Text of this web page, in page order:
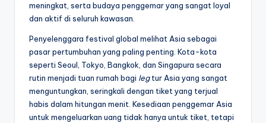
meningkat, serta budaya penggemar yang sangat loyal
dan aktif di seluruh kawasan.
Penyelenggara festival global melihat Asia sebagai
pasar pertumbuhan yang paling penting. Kota-kota
seperti Seoul, Tokyo, Bangkok, dan Singapura secara
rutin menjadi tuan rumah bagi legtur Asia yang sangat
menguntungkan, seringkali dengan tiket yang terjual
habis dalam hitungan menit. Kesediaan penggemar Asia
untuk mengeluarkan uang tidak hanya untuk tiket, tetapi